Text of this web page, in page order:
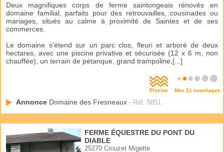
Deux magnifiques corps de ferme saintongeais rénovés en
domaine familial, parfaits pour des retrouvailles, cousinades ou
mariages, situés au calme à proximité de Saintes et de ses
commerces.
Le domaine s’étend sur un parc clos, fleuri et arboré de deux
hectares, avec une piscine privative et sécurisée (12 x 6 m, non
chauffée), un terrain de pétanque, grand trampoline,[...]
Piscine Max 21 couchages
Annonce Domaine des Fresneaux - Réf. 5851
FERME ÉQUESTRE DU PONT DU
DIABLE
25270 Crouzet Migette